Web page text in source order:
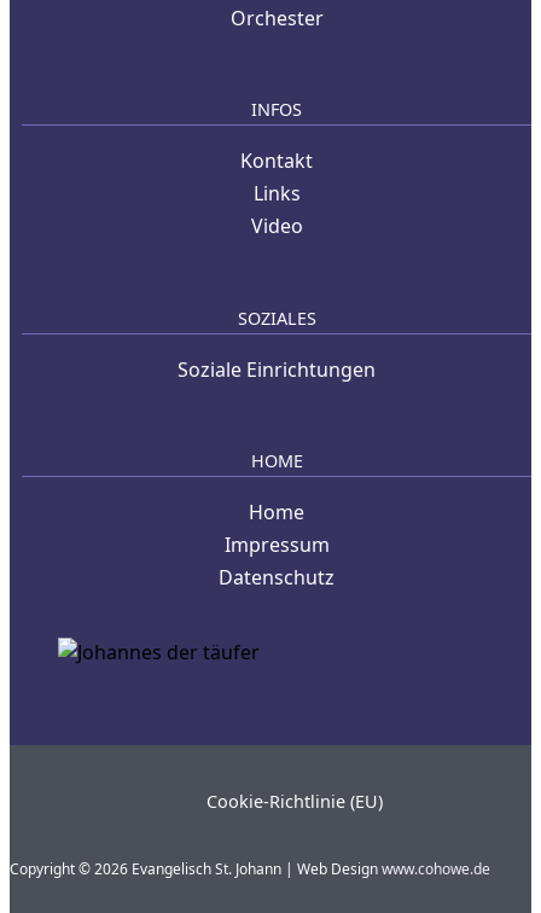
Orchester
INFOS
Kontakt
Links
Video
SOZIALES
Soziale Einrichtungen
HOME
Home
Impressum
Datenschutz
Cookie-Richtlinie (EU)
Copyright © 2026 Evangelisch St. Johann | Web Designwww.cohowe.de